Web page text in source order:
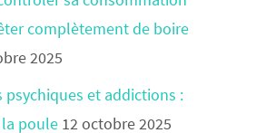
complètement de boire
2025
psychiques et addictions :
la poule 12 octobre 2025